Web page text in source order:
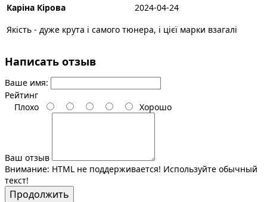
Каріна Кірова
2024-04-24
Якість - дуже крута і самого тюнера, і цієї марки взагалі
Написать отзыв
Ваше имя:
Рейтинг
Плохо
Хорошо
Ваш отзыв
Внимание: HTML не поддерживается! Используйте обычный
текст!
Продолжить